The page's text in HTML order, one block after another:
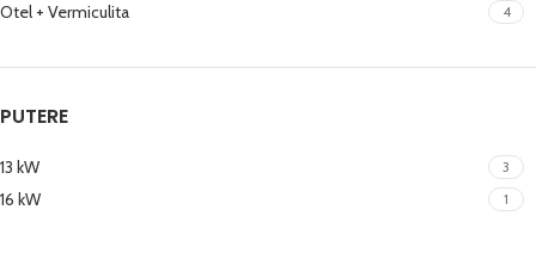
Otel + Vermiculita 4
PUTERE
13 kW 3
16 kW 1